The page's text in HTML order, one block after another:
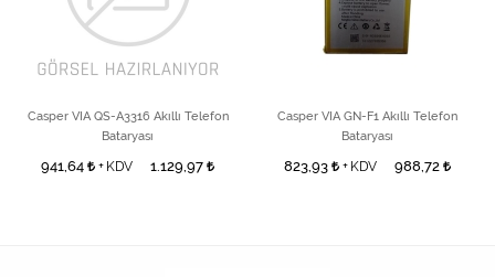
Casper VIA QS-A3316 Akıllı Telefon
Bataryası
941,64 + KDV 1.129,97
Casper VIA GN-F1 Akıllı Telefon
Bataryası
823,93 + KDV 988,72